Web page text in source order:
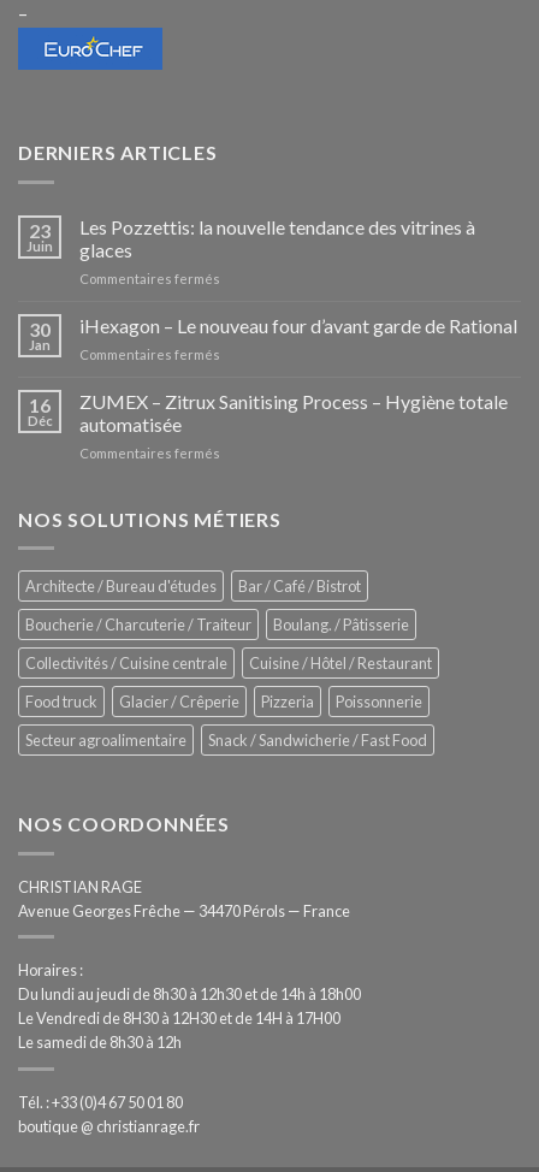
–
DERNIERS ARTICLES
23
Juin
Les Pozzettis: la nouvelle tendance des vitrines à
glaces
Commentaires fermés
Pozzettis:
la
des
30
Jan
iHexagon – Le nouveau four d’avant garde de Rational
Commentaires fermés
–
Le
de
16
Déc
ZUMEX – Zitrux Sanitising Process – Hygiène totale
automatisée
Commentaires fermés
Zitrux
–
Hygiène
totale
automatisée
NOS SOLUTIONS MÉTIERS
Architecte / Bureau d'études
Bar / Café / Bistrot
Boucherie / Charcuterie / Traiteur
Boulang. / Pâtisserie
Collectivités / Cuisine centrale
Cuisine / Hôtel / Restaurant
Food truck
Glacier / Crêperie Pizzeria
Poissonnerie
Secteur agroalimentaire
Snack / Sandwicherie / Fast Food
NOS COORDONNÉES
CHRISTIAN RAGE
Avenue Georges Frêche — 34470 Pérols — France
Horaires :
Du lundi au jeudi de 8h30 à 12h30 et de 14h à 18h00
Le Vendredi de 8H30 à 12H30 et de 14H à 17H00
Le samedi de 8h30 à 12h
Tél. : +33 (0)4 67 50 01 80
boutique @ christianrage.fr